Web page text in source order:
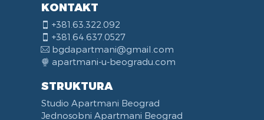
KONTAKT
+381.63.322.092
+381.64.637.0527
bgdapartmani@gmail.com
apartmani-u-beogradu.com
STRUKTURA
Studio Apartmani Beograd
Jednosobni Apartmani Beograd